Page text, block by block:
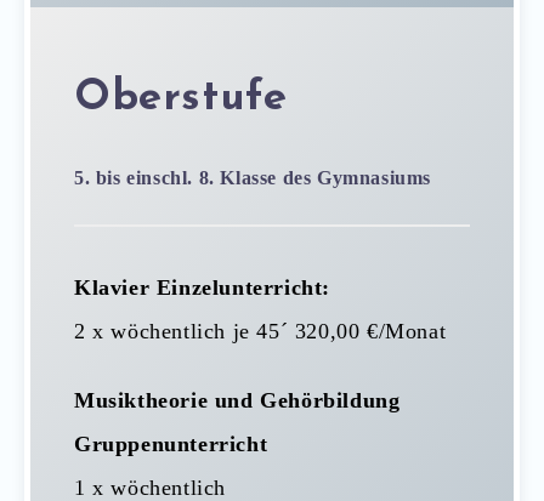
Oberstufe
5. bis einschl. 8. Klasse des Gymnasiums
Klavier Einzelunterricht:
2 x wöchentlich je 45´ 320,00 €/Monat
Musiktheorie und Gehörbildung
Gruppenunterricht
1 x wöchentlich